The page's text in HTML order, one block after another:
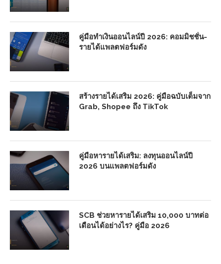
คู่มือทำเงินออนไลน์ปี 2026: คอมมิชชั่น-
รายได้แพลตฟอร์มดัง
สร้างรายได้เสริม 2026: คู่มือฉบับเต็มจาก
Grab, Shopee ถึง TikTok
คู่มือหารายได้เสริม: ลงทุนออนไลน์ปี
2026 บนแพลตฟอร์มดัง
SCB ช่วยหารายได้เสริม 10,000 บาทต่อ
เดือนได้อย่างไร? คู่มือ 2026